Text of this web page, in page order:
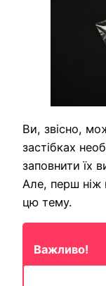
Ви, звісно,
застібках
заповнити їх
Але, перш ніж
цю тему.
Важливо!